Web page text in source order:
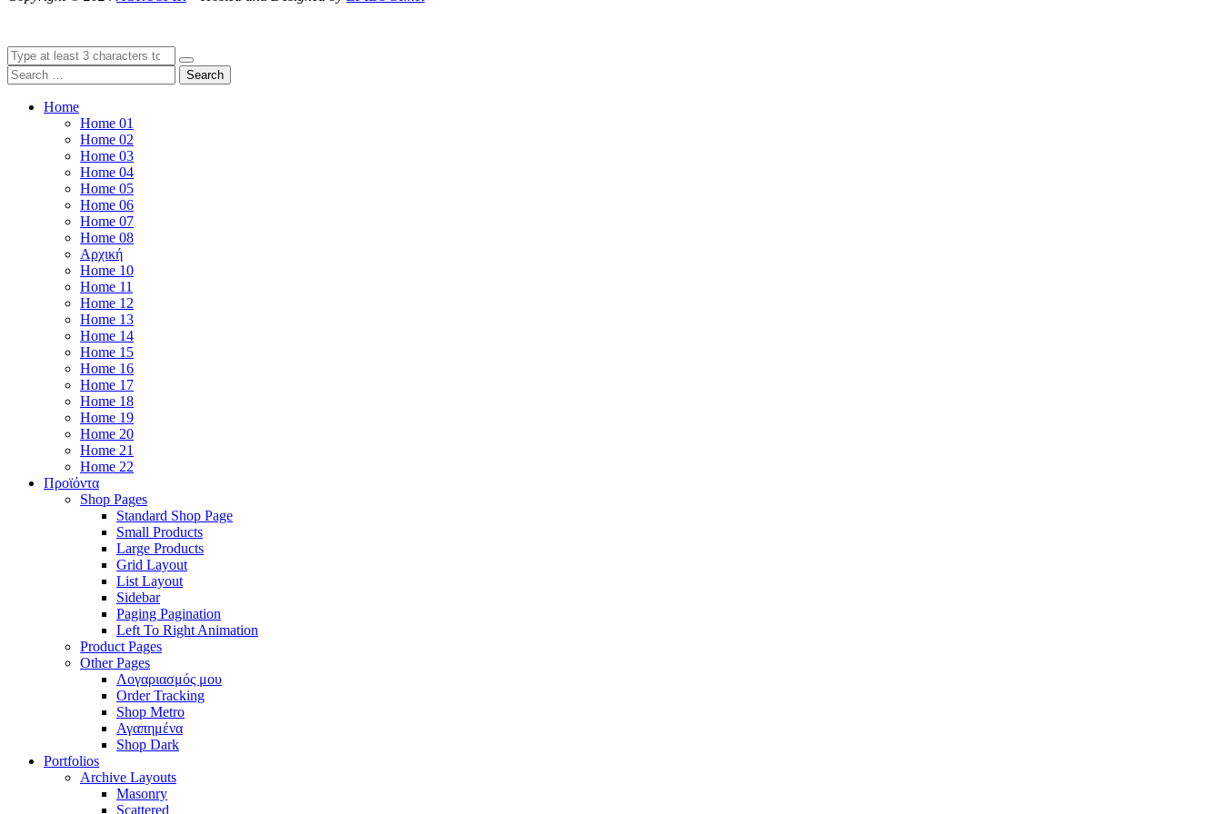
Search
Home
Home 01
Home 02
Home 03
Home 04
Home 05
Home 06
Home 07
Home 08
Αρχική
Home 10
Home 11
Home 12
Home 13
Home 14
Home 15
Home 16
Home 17
Home 18
Home 19
Home 20
Home 21
Home 22
Προϊόντα
Shop Pages
Standard Shop Page
Small Products
Large Products
Grid Layout
List Layout
Sidebar
Paging Pagination
Left To Right Animation
Product Pages
Other Pages
Λογαριασμός μου
Order Tracking
Shop Metro
Αγαπημένα
Shop Dark
Portfolios
Archive Layouts
Masonry
Scattered